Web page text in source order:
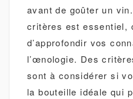
avant de goûter un
critères est essentiel,
d’approfondir vos
l’œnologie. Des
sont à considérer si
la bouteille idéale qui